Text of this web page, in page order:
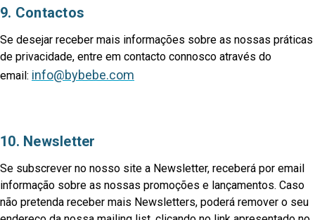
9. Contactos
Se desejar receber mais informações sobre as nossas práticas
de privacidade, entre em contacto connosco através do
email: info@bybebe.com
10. Newsletter
Se subscrever no nosso site a Newsletter, receberá por email
informação sobre as nossas promoções e lançamentos. Caso
não pretenda receber mais Newsletters, poderá remover o seu